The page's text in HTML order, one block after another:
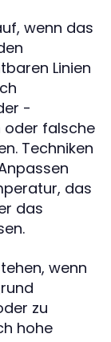
wenn das
Linien
-
oder falsche
Techniken
das
das
wenn
zu
hohe